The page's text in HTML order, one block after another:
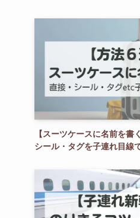
【スーツケースに名前を書
シール・タグを子連れ目線